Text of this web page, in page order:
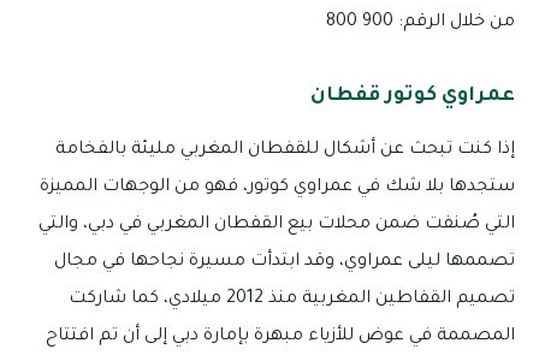
من خلال الرقم: 900 800
عمراوي كوتور قفطان
إذا كنت تبحث عن أشكال للقفطان المغربي مليئة بالفخامة
ستجدها بلا شك في عمراوي كوتور، فهو من الوجهات المميزة
التي صُنفت ضمن محلات بيع القفطان المغربي في دبي، والتي
تصممها ليلى عمراوي، وقد ابتدأت مسيرة نجاحها في مجال
تصميم القفاطين المغربية منذ 2012 ميلادي، كما شاركت
المصممة في عوض للأزياء مبهرة بإمارة دبي إلى أن تم افتتاح